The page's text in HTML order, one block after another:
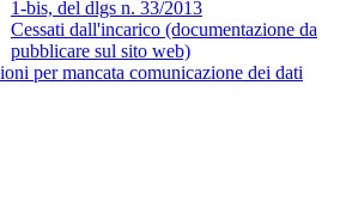
1-bis, del dlgs n. 33/2013
Cessati dall'incarico (documentazione da
pubblicare sul sito web)
per mancata comunicazione dei dati